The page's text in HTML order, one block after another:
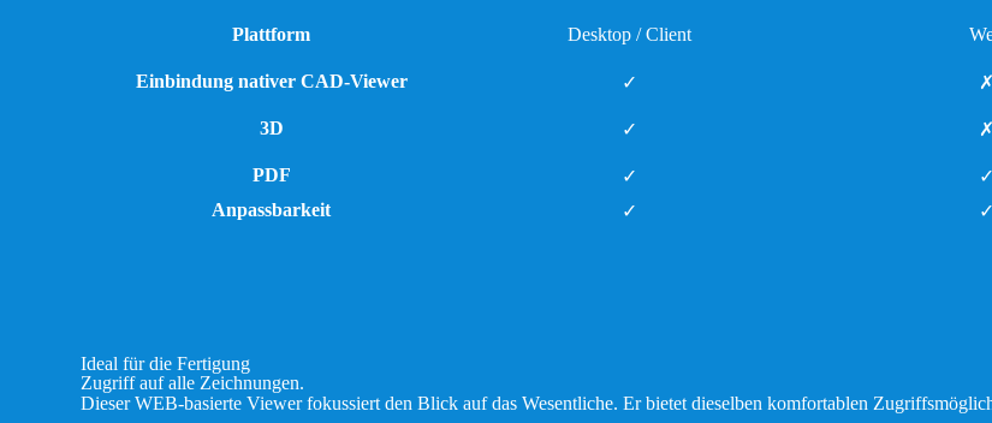
Plattform Desktop / Client
Einbindung nativer CAD-Viewer ✓ ✗
3D ✓ ✗
PDF ✓ ✓
Anpassbarkeit
✓ ✓
Ideal für die Fertigung
Zugriff auf alle Zeichnungen.
Dieser WEB-basierte Viewer fokussiert den Blick auf das Wesentliche. Er bietet dieselben komfortablen